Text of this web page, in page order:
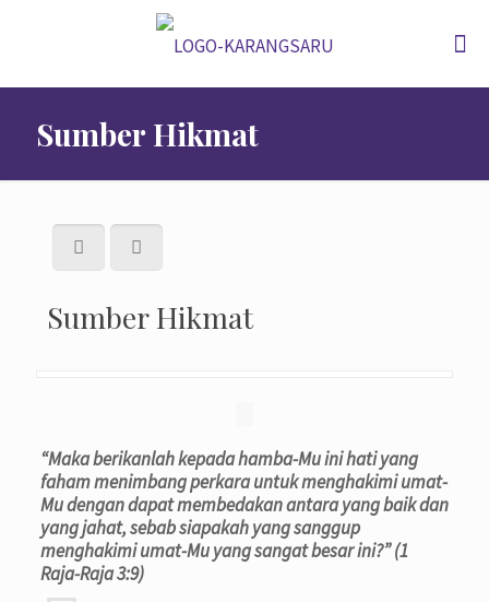
Sumber Hikmat
Sumber Hikmat
“Maka berikanlah kepada hamba-Mu ini hati yang
faham menimbang perkara untuk menghakimi umat-
Mu dengan dapat membedakan antara yang baik dan
yang jahat, sebab siapakah yang sanggup
menghakimi umat-Mu yang sangat besar ini?” (1
Raja-Raja 3:9)